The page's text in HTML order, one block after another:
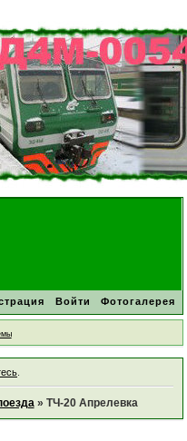
Войти Фотогалерея
.
» ТЧ-20 Апрелевка